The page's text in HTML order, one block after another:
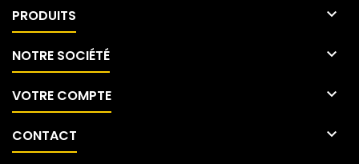
PRODUITS 
NOTRE SOCIÉTÉ 
VOTRE COMPTE 
CONTACT 